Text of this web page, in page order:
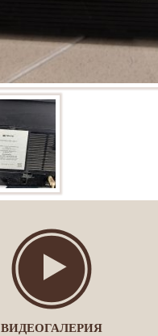
ВИДЕОГАЛЕРИЯ